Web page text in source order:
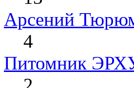
Арсений
4
Питомник